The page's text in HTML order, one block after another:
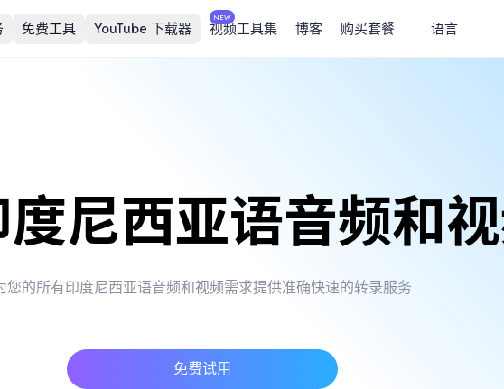
免费工具 YouTube 下载器
NEW
视频工具集 博客 购买套餐 语言
尼西亚语音频和
您的所有印度尼西亚语音频和视频需求提供准确快速的转录服务
免费试用